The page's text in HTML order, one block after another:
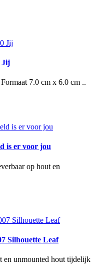
Jij
7.0 cm x 6.0 cm ..
is er voor jou
op hout en
Silhouette Leaf
en unmounted hout tijdelijk